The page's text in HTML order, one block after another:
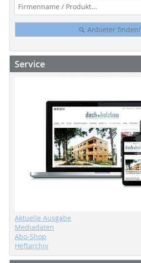
Anbieter finden!
Service
Aktuelle Ausgabe
Mediadaten
Abo-Shop
Heftarchiv